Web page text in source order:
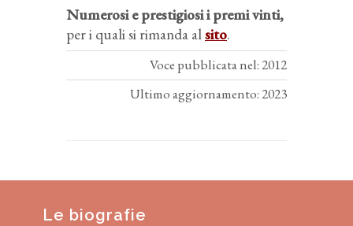
Numerosi e prestigiosi i premi vinti,
per i quali si rimanda alsito.
Voce pubblicata nel: 2012
Ultimo aggiornamento: 2023
Le biografie